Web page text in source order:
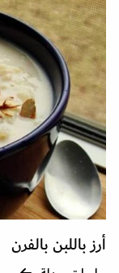
أرز باللبن بالفرن